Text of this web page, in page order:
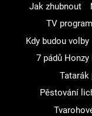
Jak zhubnout
TV program
Kdy budou volby
7 pádů Honzy
Tatarák
Pěstování